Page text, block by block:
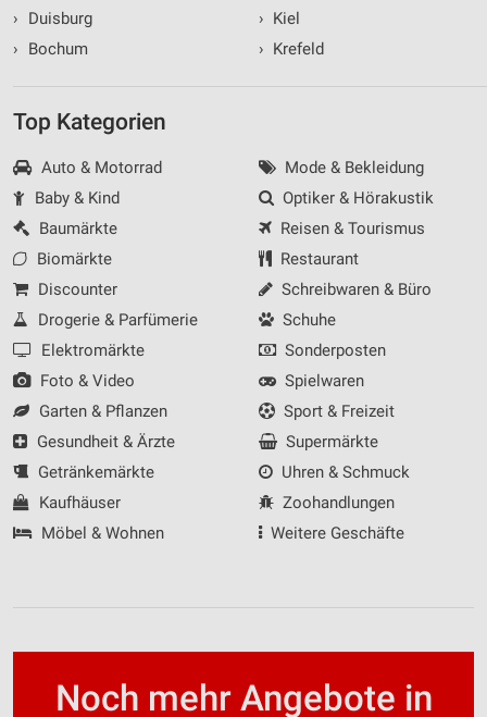
›
Duisburg
›
Bochum
› Kiel
› Krefeld
Top Kategorien
Auto & Motorrad
Baby & Kind
Baumärkte
Biomärkte
Discounter
Drogerie & Parfümerie
Elektromärkte
Foto & Video
Garten & Pflanzen
Gesundheit & Ärzte
Getränkemärkte
Kaufhäuser
Möbel & Wohnen
Mode & Bekleidung
Optiker & Hörakustik
Reisen & Tourismus
Restaurant
Schreibwaren & Büro
Schuhe
Sonderposten
Spielwaren
Sport & Freizeit
Supermärkte
Uhren & Schmuck
Zoohandlungen
Weitere Geschäfte
Noch mehr Angebote in